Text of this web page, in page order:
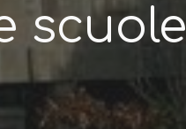
scuole